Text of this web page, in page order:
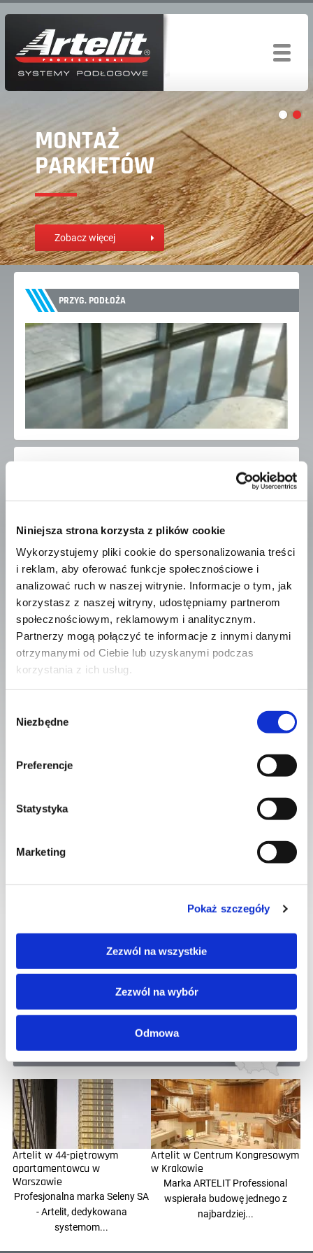
Niniejsza strona korzysta z plików cookie
Wykorzystujemy pliki cookie do spersonalizowania treści
i reklam, aby oferować funkcje społecznościowe i
analizować ruch w naszej witrynie. Informacje o tym, jak
korzystasz z naszej witryny, udostępniamy partnerom
społecznościowym, reklamowym i analitycznym.
Partnerzy mogą połączyć te informacje z innymi danymi
otrzymanymi od Ciebie lub uzyskanymi podczas
korzystania z ich usług.
zgody
Niezbędne
Preferencje
Statystyka
Marketing
Pokaż szczegóły
Zezwól na wszystkie
Zezwól na wybór
Odmowa
MONTAŻ
PARKIETÓW
Zobacz więcej
PRZYG. PODŁOŻA
MONTAŻ WYKŁADZIN
Artelit w 44-piętrowym
apartamentowcu w
Warszawie
Profesjonalna marka Seleny SA
- Artelit, dedykowana
systemom...
Artelit w Centrum Kongresowym
w Krakowie
Marka ARTELIT Professional
wspierała budowę jednego z
najbardziej...